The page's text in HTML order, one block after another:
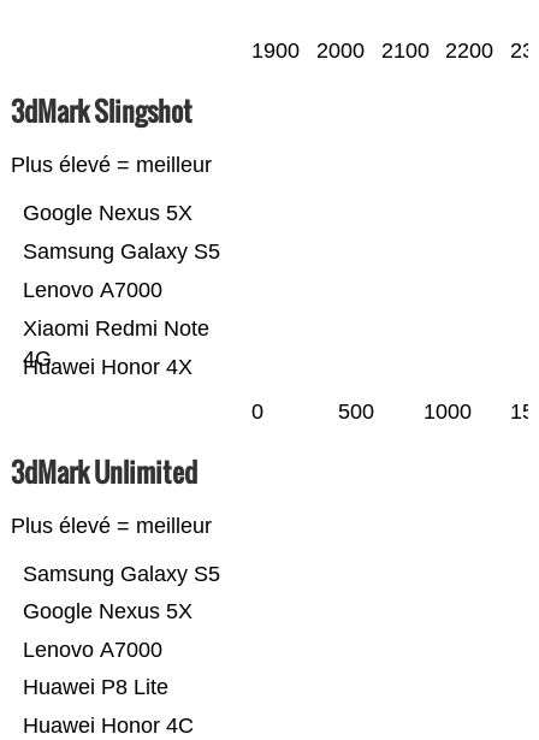
1900 2000 2100 2200
3dMark Slingshot
Plus élevé = meilleur
Huawei Honor 4X
Xiaomi Redmi Note
4G
Lenovo A7000
Samsung Galaxy S5
Google Nexus 5X
0 500 1000
3dMark Unlimited
Plus élevé = meilleur
Huawei Honor 4C
Huawei P8 Lite
Lenovo A7000
Google Nexus 5X
Samsung Galaxy S5